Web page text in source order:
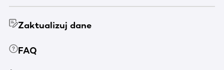
Zaktualizuj dane
FAQ